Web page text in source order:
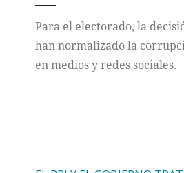
Para el electorado, la
han normalizado la
en medios y redes sociales.